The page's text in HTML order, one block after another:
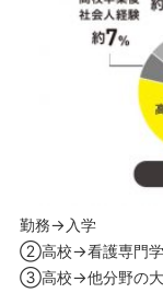
勤務→入学
②高校→看護専門学
③高校→他分野の大